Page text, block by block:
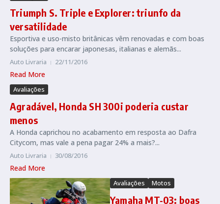
Triumph S. Triple e Explorer: triunfo da
versatilidade
Esportiva e uso-misto britânicas vêm renovadas e com boas
soluções para encarar japonesas, italianas e alemãs...
Auto Livraria 22/11/2016
Read More
Avaliações
Agradável, Honda SH 300i poderia custar
menos
A Honda caprichou no acabamento em resposta ao Dafra
Citycom, mas vale a pena pagar 24% a mais?...
Auto Livraria 30/08/2016
Read More
Avaliações Motos
Yamaha MT-03: boas